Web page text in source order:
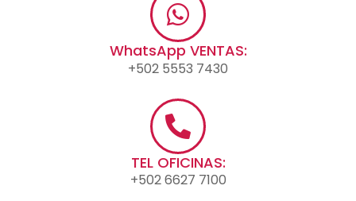
WhatsApp VENTAS:
+502 5553 7430
TEL OFICINAS:
+502 6627 7100